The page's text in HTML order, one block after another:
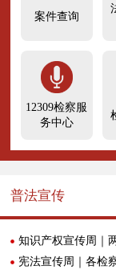
案件查询
12309检察服
务中心
普法宣传
知识产权宣传周｜
宪法宣传周｜各检